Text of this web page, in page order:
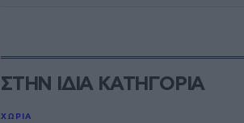
ΣΤΗΝ ΙΔΙΑ ΚΑΤΗΓΟΡΙΑ
ΧΩΡΙΑ